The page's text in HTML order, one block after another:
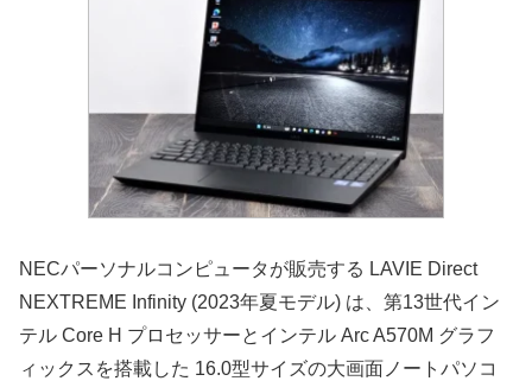
NECパーソナルコンピュータが販売する LAVIE Direct
NEXTREME Infinity (2023年夏モデル) は、第13世代イン
テル Core H プロセッサーとインテル Arc A570M グラフ
ィックスを搭載した 16.0型サイズの大画面ノートパソコ